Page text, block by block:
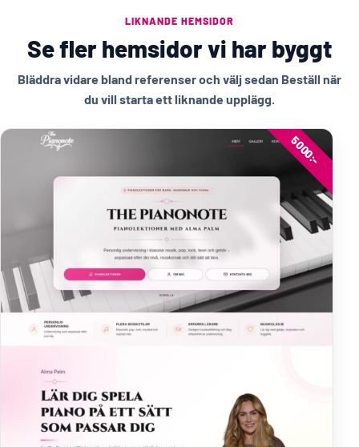
LIKNANDE HEMSIDOR
Se fler hemsidor vi har byggt
Bläddra vidare bland referenser och välj sedan Beställ när
du vill starta ett liknande upplägg.
5000:-